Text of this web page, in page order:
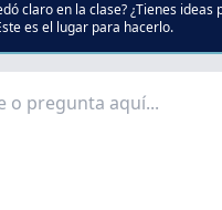
claro en la clase? ¿Tienes ideas
es el lugar para hacerlo.